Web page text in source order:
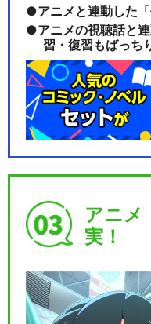
アニメと連動した
アニメの視聴話と
習・復習もばっち
アニメ
実！